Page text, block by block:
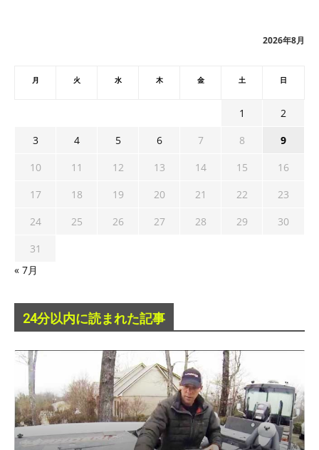
2026年8月
月 火 水 木 金 土 日
1
2
3
4 5 6 7 8
9
10
11 12 13 14 15
16
17
18 19 20 21 22
23
24
25 26 27 28 29
30
31
« 7月
24分以内に読まれた記事